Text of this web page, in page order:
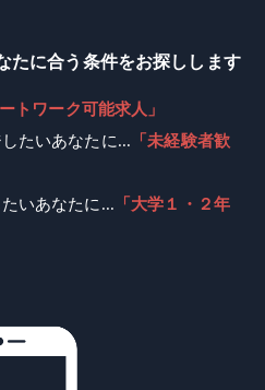
たに合う条件をお探しします
ートワーク可能求人」
たいあなたに... 「未経験者歓
いあなたに... 「大学１・２年